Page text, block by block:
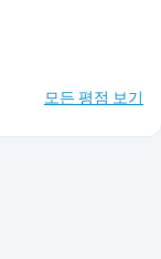
모든 평점 보기